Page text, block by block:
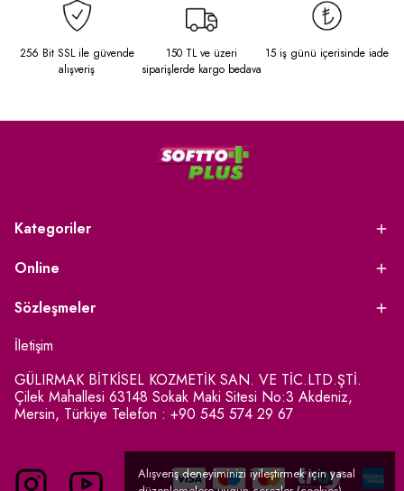
Alışveriş deneyiminizi iyileştirmek için yasal
256 Bit SSL ile güvende
alışveriş
150 TL ve üzeri
siparişlerde kargo bedava
15 iş günü içerisinde iade
Kategoriler
Online
Sözleşmeler
İletişim
GÜLIRMAK BİTKİSEL KOZMETİK SAN. VE TİC.LTD.ŞTİ.
Çilek Mahallesi 63148 Sokak Maki Sitesi No:3 Akdeniz,
Mersin, Türkiye Telefon : +90 545 574 29 67